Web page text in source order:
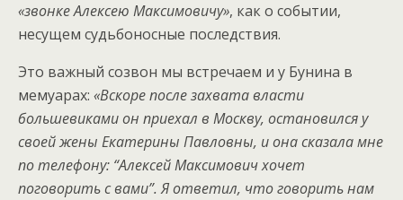
«звонке Алексею Максимовичу», как о событии,
несущем судьбоносные последствия.
Это важный созвон мы встречаем и у Бунина в
мемуарах: «Вскоре после захвата власти
большевиками он приехал в Москву, остановился у
своей жены Екатерины Павловны, и она сказала мне
по телефону: “Алексей Максимович хочет
поговорить с вами”. Я ответил, что говорить нам